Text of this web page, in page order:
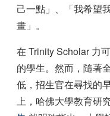
己一點」、「我希望
畫」。
在 Trinity Scholar 力
的學生。然而，隨著
低，招生官在尋找的
上，哈佛大學教育研